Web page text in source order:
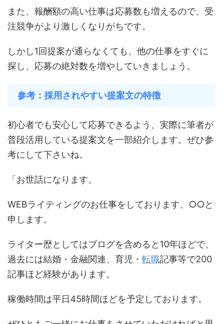
また、報酬額の高い仕事は応募数も増えるので、受
注競争がより激しくなりがちです。
しかし1回提案が通らなくても、他の仕事をすぐに
探し、応募の絶対数を増やしていきましょう。
参考：採用されやすい提案文の特徴
初心者でも安心して応募できるよう、実際に筆者が
普段活用している提案文を一部紹介します。ぜひ参
考にして下さいね。
「お世話になります。
WEBライティングのお仕事をしております、○○と
申します。
ライター歴としてはブログを含めると10年ほどで、
過去には結婚・金融関連、育児・ 転職記事等で200
記事ほど経験があります。
稼働時間は平日45時間ほどを予定しております。